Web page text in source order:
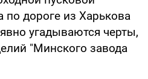
по дороге из Харькова
угадываются черты,
"Минского завода